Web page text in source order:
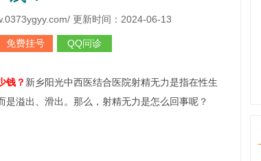
更新时间：2024-06-13
免费挂号 QQ问诊
钱？ 新乡阳光中西医结合医院射精无力是指在性生
溢出、滑出。那么，射精无力是怎么回事呢？
刘亚洲主诊医生